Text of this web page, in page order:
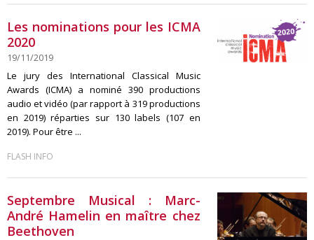
Les nominations pour les ICMA
2020
19/11/2019
Le jury des International Classical Music
Awards (ICMA) a nominé 390 productions
audio et vidéo (par rapport à 319 productions
en 2019) réparties sur 130 labels (107 en
2019). Pour être ...
FLASH INFO
Septembre Musical : Marc-
André Hamelin en maître chez
Beethoven